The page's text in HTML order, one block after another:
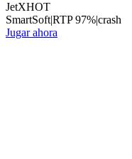
JetXHOT
SmartSoft|RTP97%|crash
Jugar ahora